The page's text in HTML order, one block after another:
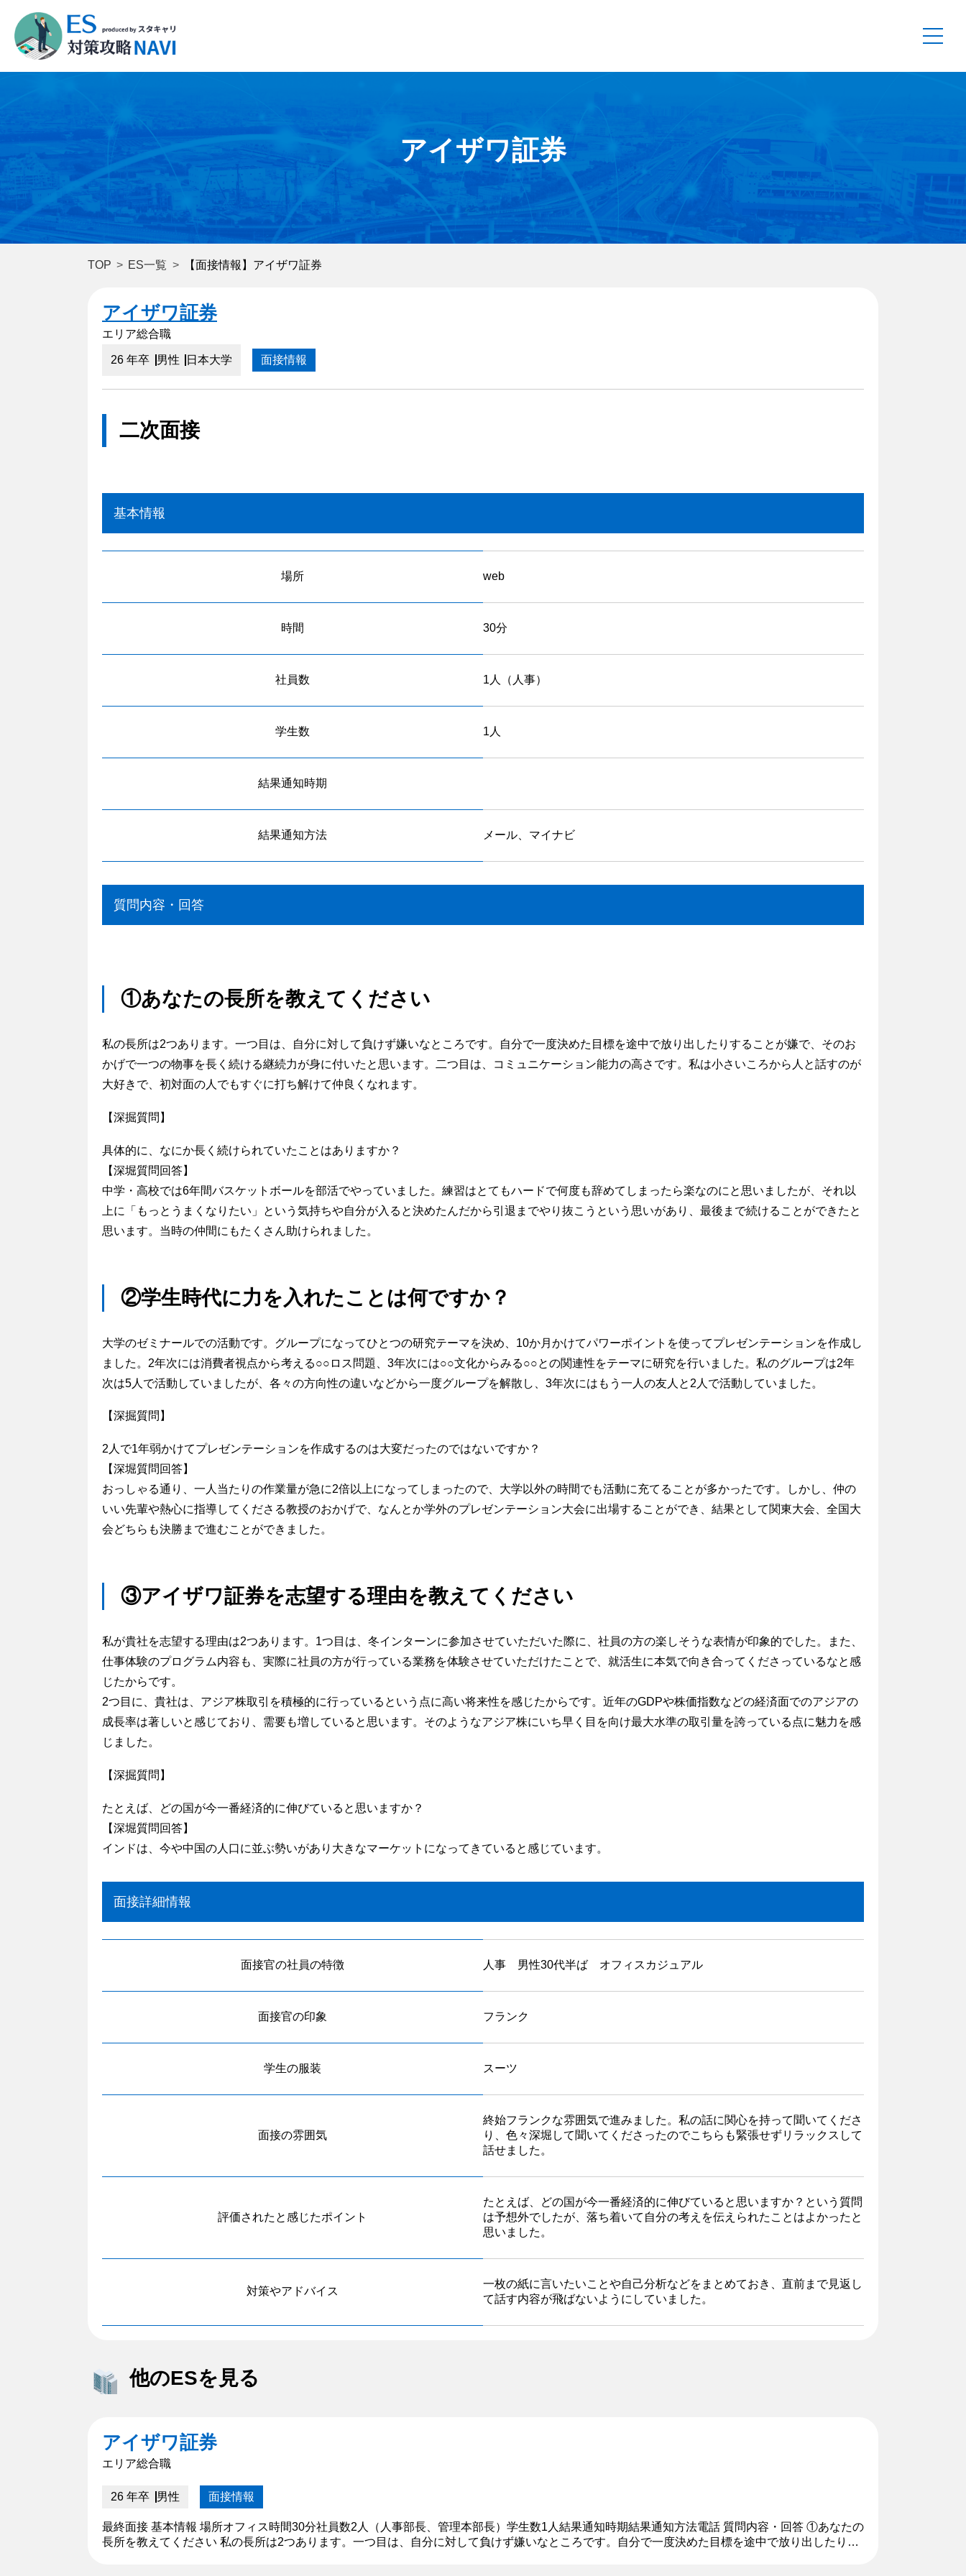
アイザワ証券
TOP ES一覧 【面接情報】アイザワ証券
アイザワ証券
エリア総合職
26 年卒 男性 日本大学 面接情報
二次面接
基本情報
場所 web
時間 30分
社員数 1人（人事）
学生数 1人
結果通知時期
結果通知方法 メール、マイナビ
質問内容・回答
①あなたの長所を教えてください
私の長所は2つあります。一つ目は、自分に対して負けず嫌いなところです。自分で一度決めた目標を途中で放り出したりすることが嫌で、そのお
かげで一つの物事を長く続ける継続力が身に付いたと思います。二つ目は、コミュニケーション能力の高さです。私は小さいころから人と話すのが
大好きで、初対面の人でもすぐに打ち解けて仲良くなれます。
【深掘質問】
具体的に、なにか長く続けられていたことはありますか？
【深堀質問回答】
中学・高校では6年間バスケットボールを部活でやっていました。練習はとてもハードで何度も辞めてしまったら楽なのにと思いましたが、それ以
上に「もっとうまくなりたい」という気持ちや自分が入ると決めたんだから引退までやり抜こうという思いがあり、最後まで続けることができたと
思います。当時の仲間にもたくさん助けられました。
②学生時代に力を入れたことは何ですか？
大学のゼミナールでの活動です。グループになってひとつの研究テーマを決め、10か月かけてパワーポイントを使ってプレゼンテーションを作成し
ました。2年次には消費者視点から考える○○ロス問題、3年次には○○文化からみる○○との関連性をテーマに研究を行いました。私のグループは2年
次は5人で活動していましたが、各々の方向性の違いなどから一度グループを解散し、3年次にはもう一人の友人と2人で活動していました。
【深掘質問】
2人で1年弱かけてプレゼンテーションを作成するのは大変だったのではないですか？
【深堀質問回答】
おっしゃる通り、一人当たりの作業量が急に2倍以上になってしまったので、大学以外の時間でも活動に充てることが多かったです。しかし、仲の
いい先輩や熱心に指導してくださる教授のおかげで、なんとか学外のプレゼンテーション大会に出場することができ、結果として関東大会、全国大
会どちらも決勝まで進むことができました。
③アイザワ証券を志望する理由を教えてください
私が貴社を志望する理由は2つあります。1つ目は、冬インターンに参加させていただいた際に、社員の方の楽しそうな表情が印象的でした。また、
仕事体験のプログラム内容も、実際に社員の方が行っている業務を体験させていただけたことで、就活生に本気で向き合ってくださっているなと感
じたからです。
2つ目に、貴社は、アジア株取引を積極的に行っているという点に高い将来性を感じたからです。近年のGDPや株価指数などの経済面でのアジアの
成長率は著しいと感じており、需要も増していると思います。そのようなアジア株にいち早く目を向け最大水準の取引量を誇っている点に魅力を感
じました。
【深掘質問】
たとえば、どの国が今一番経済的に伸びていると思いますか？
【深堀質問回答】
インドは、今や中国の人口に並ぶ勢いがあり大きなマーケットになってきていると感じています。
面接詳細情報
面接官の社員の特徴 人事 男性30代半ば オフィスカジュアル
面接官の印象 フランク
学生の服装 スーツ
面接の雰囲気
終始フランクな雰囲気で進みました。私の話に関心を持って聞いてくださ
り、色々深堀して聞いてくださったのでこちらも緊張せずリラックスして
話せました。
評価されたと感じたポイント
たとえば、どの国が今一番経済的に伸びていると思いますか？という質問
は予想外でしたが、落ち着いて自分の考えを伝えられたことはよかったと
思いました。
対策やアドバイス
一枚の紙に言いたいことや自己分析などをまとめておき、直前まで見返し
て話す内容が飛ばないようにしていました。
他のESを見る
アイザワ証券
エリア総合職
26 年卒 男性 面接情報
最終面接 基本情報 場所オフィス時間30分社員数2人（人事部長、管理本部長）学生数1人結果通知時期結果通知方法電話 質問内容・回答 ①あなたの
長所を教えてください 私の長所は2つあります。一つ目は、自分に対して負けず嫌いなところです。自分で一度決めた目標を途中で放り出したりす